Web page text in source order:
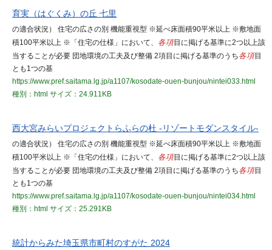
育実（はぐくみ）の丘 七里
の適合状況） 住宅の広さの別 機能重視型 ※延べ床面積90平米以上 ※敷地面
積100平米以上 ※「住宅の仕様」において、 各項目に掲げる基準に2つ以上該
当することが必要 団地環境の工夫及び整備 2項目に掲げる基準のうち各項目
とも1つの基
https://www.pref.saitama.lg.jp/a1107/kosodate-ouen-bunjou/nintei033.html
種別：html サイズ：24.911KB
西大宮みらいプロジェクトらふらの杜 -リゾートモダンスタイル-
の適合状況） 住宅の広さの別 機能重視型 ※延べ床面積90平米以上 ※敷地面
積100平米以上 ※「住宅の仕様」において、 各項目に掲げる基準に2つ以上該
当することが必要 団地環境の工夫及び整備 2項目に掲げる基準のうち各項目
とも1つの基
https://www.pref.saitama.lg.jp/a1107/kosodate-ouen-bunjou/nintei034.html
種別：html サイズ：25.291KB
統計からみた埼玉県市町村のすがた 2024